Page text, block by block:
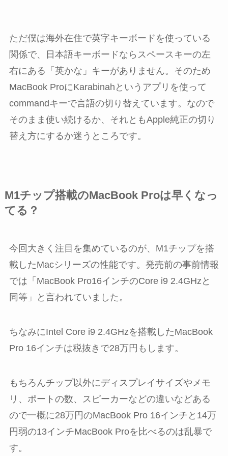
ただ僕は海外在住で英字キーボードを使っている
関係で、日本語キーボードならスペースキーの左
右にある「英かな」キーがありません。そのため
MacBook ProにKarabinahというアプリを使って
commandキーで言語の切り替えています。なので
そのまま使い続けるか、それともApple純正の切り
替え方にするか迷うところです。
M1チップ搭載のMacBook Proは早くなっ
てる？
今回大きく注目を集めているのが、M1チップを搭
載したMacシリーズの性能です。発売前の事前情報
では「MacBook Pro16インチのCore i9 2.4GHzと
同等」と言われていました。
ちなみにIntel Core i9 2.4GHzを搭載したMacBook
Pro 16インチは税抜きで28万円もします。
もちろんチップ以外にディスプレイサイズやメモ
リ、ポートの数、スピーカーなどの違いなどある
ので一概に28万円のMacBook Pro 16インチと14万
円弱の13インチMacBook Proを比べるのは乱暴で
す。